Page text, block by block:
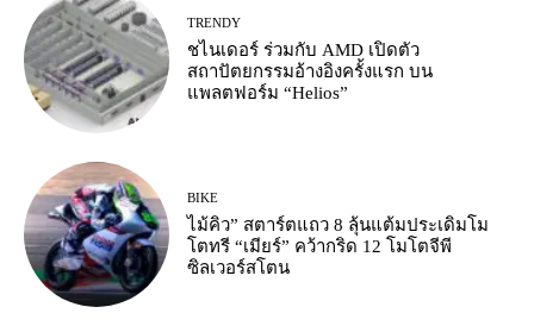
TRENDY
ชไนเดอร์ ร่วมกับ AMD เปิดตัว
สถาปัตยกรรมอ้างอิงครั้งแรก บน
แพลตฟอร์ม “Helios”
BIKE
ไม้คิว” สตาร์ตแถว 8 ลุ้นแต้มประเดิมโม
โตทรี “เมียร์” คว้ากริด 12 โมโตจีพี
ซิลเวอร์สโตน